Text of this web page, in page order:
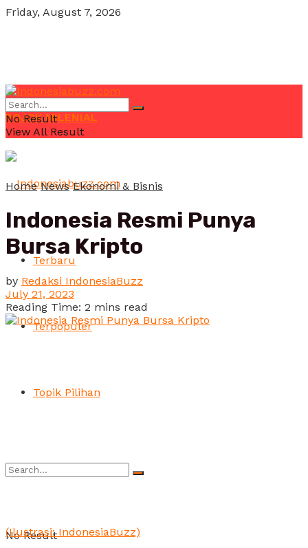
Friday, August 7, 2026
POJOK MILENIAL
Terbaru
Terpopuler
Topik Pilihan
No Result
No Result
View All Result
Home News Ekonomi & Bisnis
Indonesia Resmi Punya
Bursa Kripto
by Redaksi IndonesiaBuzz
July 21, 2023
Reading Time: 2 mins read
(Ilustrasi: IndonesiaBuzz)